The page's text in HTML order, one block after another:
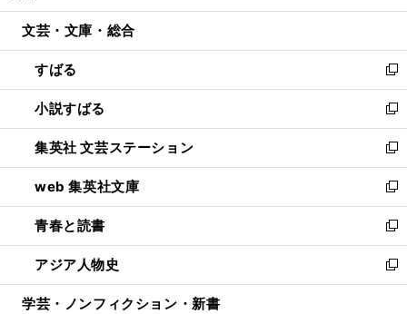
開
ウ
開
く
ン
ウ
で
開
く
ウ
ン
ド
ウ
で
開
く
文芸・文庫・総合
すばる
新
し
い
ウ
ィ
ン
ド
ウ
で
開
く
小説すばる
新
し
い
ウ
ィ
ン
ド
ウ
で
開
集英社 文芸ステーション
新
し
い
ウ
ィ
ン
ド
ウ
web 集英社文庫
新
し
い
ウ
ィ
ン
青春と読書
新
し
い
ウ
アジア人物史
新
し
学芸・ノンフィクション・新書